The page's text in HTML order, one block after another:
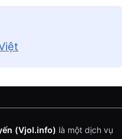
(Vjol.info) là một dịch vụ